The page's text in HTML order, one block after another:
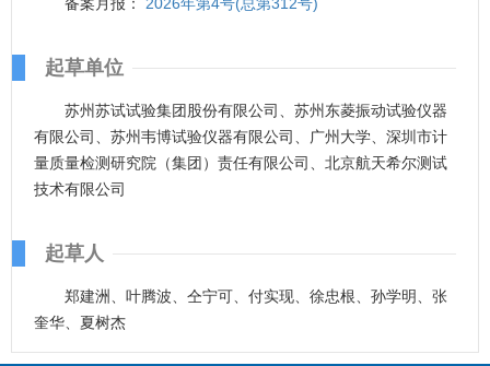
起草单位
苏州苏试试验集团股份有限公司、苏州东菱振动试验仪器
有限公司、苏州韦博试验仪器有限公司、广州大学、深圳市计
量质量检测研究院（集团）责任有限公司、北京航天希尔测试
技术有限公司
起草人
郑建洲、叶腾波、仝宁可、付实现、徐忠根、孙学明、张
奎华、夏树杰